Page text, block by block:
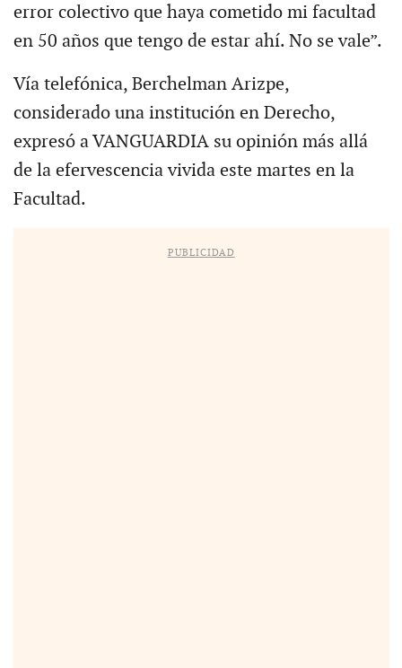
error colectivo que haya cometido mi facultad
en 50 años que tengo de estar ahí. No se vale”.
Vía telefónica, Berchelman Arizpe,
considerado una institución en Derecho,
expresó a VANGUARDIA su opinión más allá
de la efervescencia vivida este martes en la
Facultad.
PUBLICIDAD